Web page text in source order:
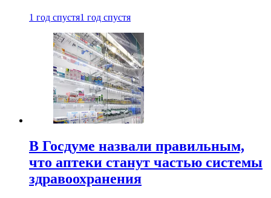
1 год спустя1 год спустя
В Госдуме назвали правильным,
что аптеки станут частью системы
здравоохранения